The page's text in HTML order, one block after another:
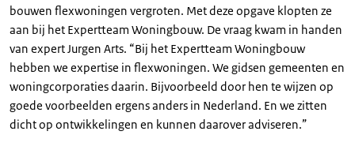
bouwen flexwoningen vergroten. Met deze opgave klopten ze
aan bij het Expertteam Woningbouw. De vraag kwam in handen
van expert Jurgen Arts. “Bij het Expertteam Woningbouw
hebben we expertise in flexwoningen. We gidsen gemeenten en
woningcorporaties daarin. Bijvoorbeeld door hen te wijzen op
goede voorbeelden ergens anders in Nederland. En we zitten
dicht op ontwikkelingen en kunnen daarover adviseren.”